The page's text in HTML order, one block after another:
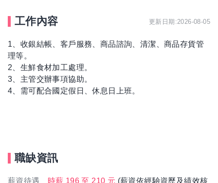
工作內容 更新日期:2026-08-05
1、收銀結帳、客戶服務、商品諮詢、清潔、商品存貨管
理等。
2、生鮮食材加工處理。
3、主管交辦事項協助。
4、需可配合國定假日、休息日上班。
職缺資訊
薪資待遇 時薪 196 至 210 元 (薪資依經驗資歷及績效核